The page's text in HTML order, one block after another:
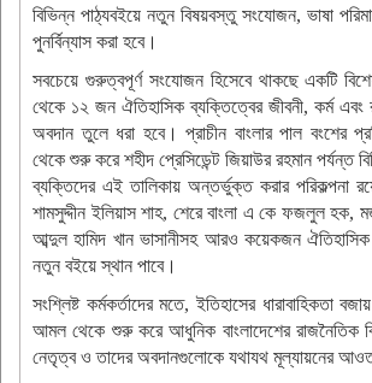
বিভিন্ন পাঠ্যবইয়ে নতুন বিষয়বস্তু সংযোজন, ভাষা
পুনর্বিন্যাস করা হবে।
সবচেয়ে গুরুত্বপূর্ণ সংযোজন হিসেবে থাকছে একটি
থেকে ১২ জন ঐতিহাসিক ব্যক্তিত্বের জীবনী, কর্ম এবং
অবদান তুলে ধরা হবে। প্রাচীন বাংলার পাল বংশের
থেকে শুরু করে শহীদ প্রেসিডেন্ট জিয়াউর রহমান পর্যন্ত
ব্যক্তিদের এই তালিকায় অন্তর্ভুক্ত করার পরিকল্পনা
শামসুদ্দীন ইলিয়াস শাহ, শেরে বাংলা এ কে ফজলুল হক,
আব্দুল হামিদ খান ভাসানীসহ আরও কয়েকজন
নতুন বইয়ে স্থান পাবে।
সংশ্লিষ্ট কর্মকর্তাদের মতে, ইতিহাসের ধারাবাহিকতা
আমল থেকে শুরু করে আধুনিক বাংলাদেশের রাজনৈতিক
নেতৃত্ব ও তাদের অবদানগুলোকে যথাযথ মূল্যায়নের